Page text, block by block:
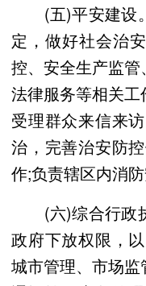
(五)平安建设
定，做好社会治
控、安全生产监管
法律服务等相关工
受理群众来信来
治，完善治安防
作;负责辖区内消防
(六)综合行政
政府下放权限，
城市管理、市场